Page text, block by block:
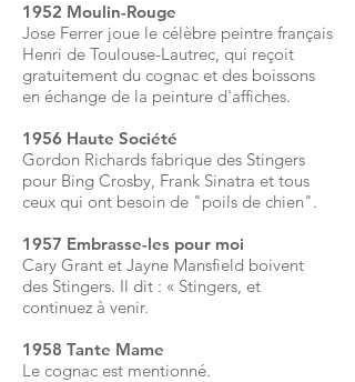
1952 Moulin-Rouge
Jose Ferrer joue le célèbre peintre français
Henri de Toulouse-Lautrec, qui reçoit
gratuitement du cognac et des boissons
en échange de la peinture d'affiches.
1956 Haute Société
Gordon Richards fabrique des Stingers
pour Bing Crosby, Frank Sinatra et tous
ceux qui ont besoin de "poils de chien".
1957 Embrasse-les pour moi
Cary Grant et Jayne Mansfield boivent
des Stingers. Il dit : « Stingers, et
continuez à venir.
1958 Tante Mame
Le cognac est mentionné.